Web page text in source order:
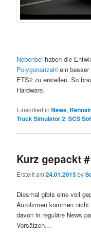
Nebenbei haben die
Polygonanzahl ein
ETS2 zu erstellen. So
Hardware.
Einsortiert in News,
Truck Simulator 2,SCS
Kurz gepackt
Erstellt am24.01.2013by
Diesmal gibts eine voll
Autofirmen kommen
davon in reguläre News
Vorsätzen…